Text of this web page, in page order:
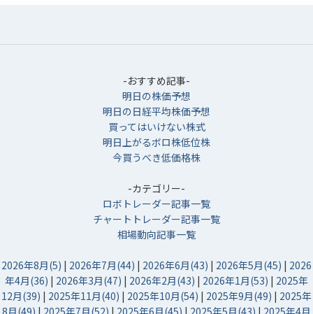
-おすすめ記事-
明日の株価予想
明日の日経平均株価予想
買ってはいけない株式
明日上がるボロ株低位株
今買うべき低価格株
-カテゴリー-
ロボトレーダー記事一覧
チャートトレーダー記事一覧
相場動向記事一覧
2026年8月(5) | 2026年7月(44) | 2026年6月(43) | 2026年5月(45) | 2026
年4月(36) | 2026年3月(47) | 2026年2月(43) | 2026年1月(53) | 2025年
12月(39) | 2025年11月(40) | 2025年10月(54) | 2025年9月(49) | 2025年
8月(49) | 2025年7月(52) | 2025年6月(45) | 2025年5月(43) | 2025年4月